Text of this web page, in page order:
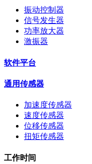
振动控制器
信号发生器
功率放大器
激振器
软件平台
通用传感器
加速度传感器
速度传感器
位移传感器
扭矩传感器
工作时间